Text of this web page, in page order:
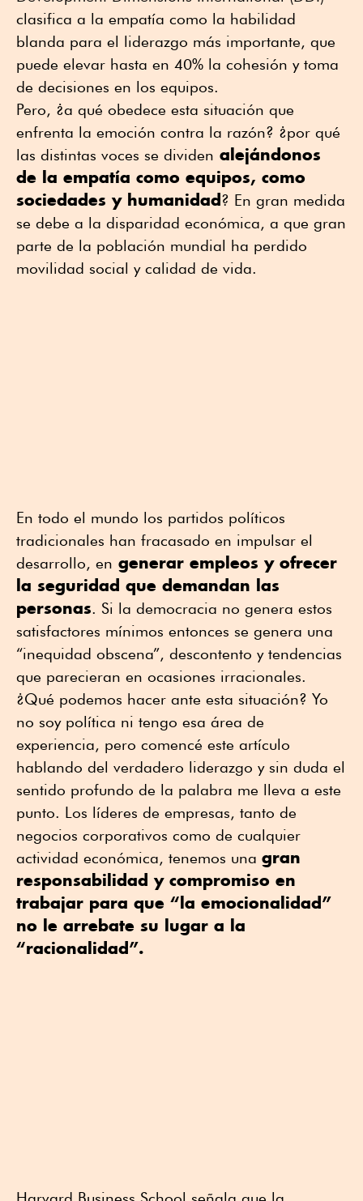
clasifica a la empatía como la habilidad
blanda para el liderazgo más importante, que
puede elevar hasta en 40% la cohesión y toma
de decisiones en los equipos.
Pero, ¿a qué obedece esta situación que
enfrenta la emoción contra la razón? ¿por qué
las distintas voces se dividen alejándonos
de la empatía como equipos, como
sociedades y humanidad ? En gran medida
se debe a la disparidad económica, a que gran
parte de la población mundial ha perdido
movilidad social y calidad de vida.
En todo el mundo los partidos políticos
tradicionales han fracasado en impulsar el
desarrollo, en generar empleos y ofrecer
la seguridad que demandan las
personas. Si la democracia no genera estos
satisfactores mínimos entonces se genera una
“inequidad obscena”, descontento y tendencias
que parecieran en ocasiones irracionales.
¿Qué podemos hacer ante esta situación? Yo
no soy política ni tengo esa área de
experiencia, pero comencé este artículo
hablando del verdadero liderazgo y sin duda el
sentido profundo de la palabra me lleva a este
punto. Los líderes de empresas, tanto de
negocios corporativos como de cualquier
actividad económica, tenemos una gran
responsabilidad y compromiso en
trabajar para que “la emocionalidad”
no le arrebate su lugar a la
“racionalidad”.